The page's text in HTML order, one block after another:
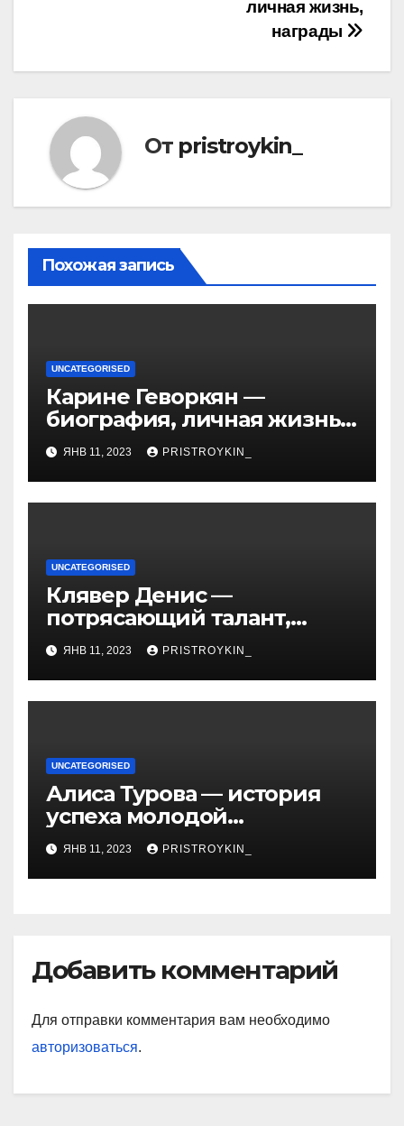
личная жизнь,
награды
От pristroykin_
Похожая запись
UNCATEGORISED
Карине Геворкян —
биография, личная жизнь
и факты из Википедии —
детали о жизни и карьере
известной актрисы
ЯНВ 11, 2023 PRISTROYKIN_
UNCATEGORISED
Клявер Денис —
потрясающий талант,
захватывающий сердца
миллионов слушателей —
узнайте обо всем, что
нужно знать о его
жизни!
ЯНВ 11, 2023 PRISTROYKIN_
UNCATEGORISED
Алиса Турова — история
успеха молодой
предпринимательницы,
которая покорила бизнес-
мир своим уникальным
ЯНВ 11, 2023 PRISTROYKIN_
Добавить комментарий
Для отправки комментария вам необходимо
авторизоваться.